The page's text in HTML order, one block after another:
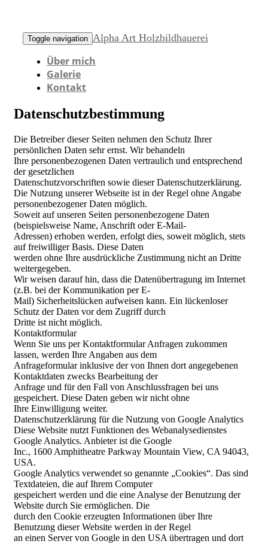
Toggle navigation Alpha Art Holzbildhauerei
Über mich
Galerie
Kontakt
Datenschutzbestimmung
Die Betreiber dieser Seiten nehmen den Schutz Ihrer
persönlichen Daten sehr ernst. Wir behandeln
Ihre personenbezogenen Daten vertraulich und entsprechend
der gesetzlichen
Datenschutzvorschriften sowie dieser Datenschutzerklärung.
Die Nutzung unserer Webseite ist in der Regel ohne Angabe
personenbezogener Daten möglich.
Soweit auf unseren Seiten personenbezogene Daten
(beispielsweise Name, Anschrift oder E-Mail-
Adressen) erhoben werden, erfolgt dies, soweit möglich, stets
auf freiwilliger Basis. Diese Daten
werden ohne Ihre ausdrückliche Zustimmung nicht an Dritte
weitergegeben.
Wir weisen darauf hin, dass die Datenübertragung im Internet
(z.B. bei der Kommunikation per E-
Mail) Sicherheitslücken aufweisen kann. Ein lückenloser
Schutz der Daten vor dem Zugriff durch
Dritte ist nicht möglich.
Kontaktformular
Wenn Sie uns per Kontaktformular Anfragen zukommen
lassen, werden Ihre Angaben aus dem
Anfrageformular inklusive der von Ihnen dort angegebenen
Kontaktdaten zwecks Bearbeitung der
Anfrage und für den Fall von Anschlussfragen bei uns
gespeichert. Diese Daten geben wir nicht ohne
Ihre Einwilligung weiter.
Datenschutzerklärung für die Nutzung von Google Analytics
Diese Website nutzt Funktionen des Webanalysedienstes
Google Analytics. Anbieter ist die Google
Inc., 1600 Amphitheatre Parkway Mountain View, CA 94043,
USA.
Google Analytics verwendet so genannte „Cookies“. Das sind
Textdateien, die auf Ihrem Computer
gespeichert werden und die eine Analyse der Benutzung der
Website durch Sie ermöglichen. Die
durch den Cookie erzeugten Informationen über Ihre
Benutzung dieser Website werden in der Regel
an einen Server von Google in den USA übertragen und dort